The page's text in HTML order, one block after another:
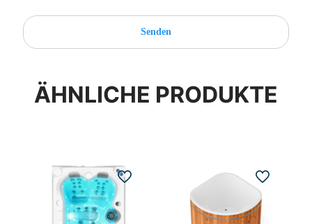
ÄHNLICHE PRODUKTE